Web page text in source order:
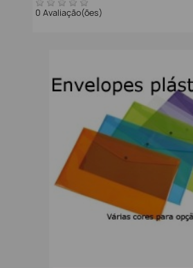
0 Avaliação(ões)